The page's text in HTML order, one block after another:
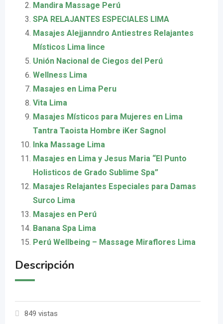
Mandira Massage Perú
SPA RELAJANTES ESPECIALES LIMA
Masajes Alejjanndro Antiestres Relajantes
Místicos Lima lince
Unión Nacional de Ciegos del Perú
Wellness Lima
Masajes en Lima Peru
Vita Lima
Masajes Místicos para Mujeres en Lima
Tantra Taoista Hombre iKer Sagnol
Inka Massage Lima
Masajes en Lima y Jesus Maria “El Punto
Holisticos de Grado Sublime Spa”
Masajes Relajantes Especiales para Damas
Surco Lima
Masajes en Perú
Banana Spa Lima
Perú Wellbeing – Massage Miraflores Lima
Descripción
849 vistas